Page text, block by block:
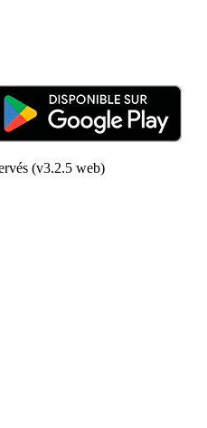
(v3.2.5 web)